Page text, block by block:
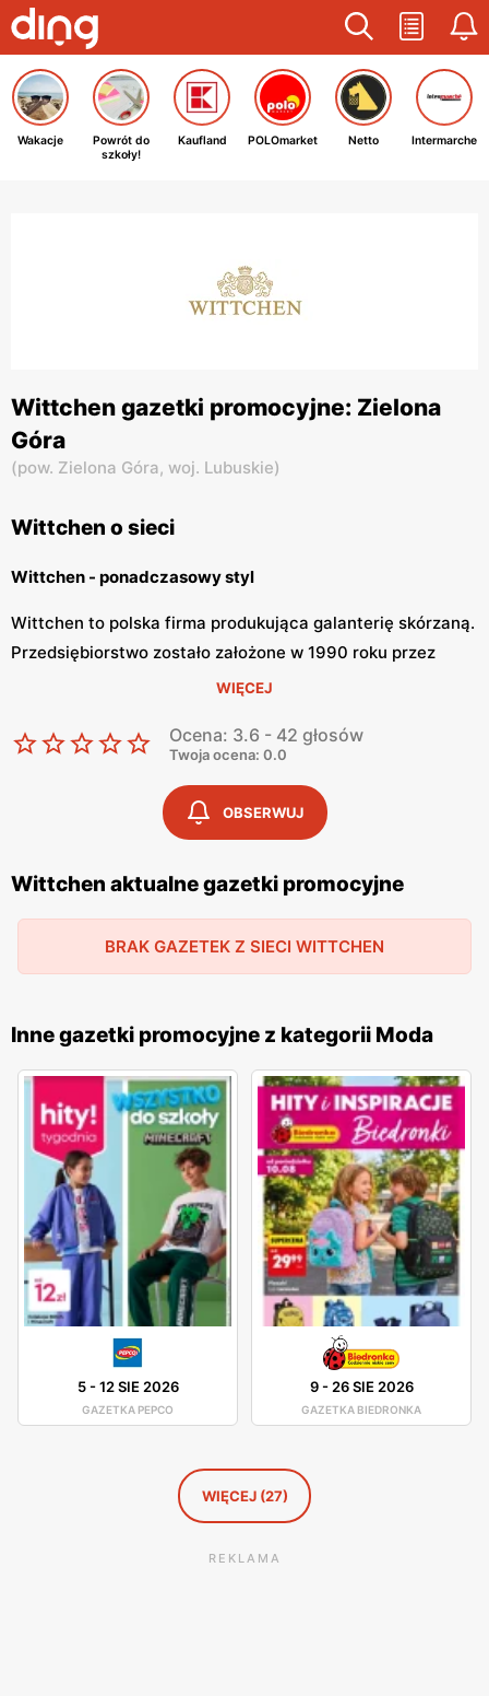
Wakacje
Powrót do
szkoły!
Kaufland POLOmarket Netto Intermarche
Wittchen gazetki promocyjne: Zielona
Góra
(pow. Zielona Góra, woj. Lubuskie)
Wittchen o sieci
Wittchen - ponadczasowy styl
Wittchen to polska firma produkująca galanterię skórzaną.
Przedsiębiorstwo zostało założone w 1990 roku przez
Jędrzeja Wittchena. Marka wytwarzana niezwykłe
modyfikowane, by spełniały potrzeby klientów. Produkty
Wittchen kupimy w salonach lub w sklepie internetowym.
Wittchen – ekskluzywna galanteria skórzana
kurtki, bagaże podróżne oraz różne dodatki i wyroby ze
skóry. Marka tworzy różne kolekcje galanterii skórzanej,
które dopasowują się do potrzeb konsumentów. Produkty
Wittchen charakteryzują się połączeniem klasycznej
Wittchen posiada gazetki promocyjne oraz katalogi, które
można znaleźć na naszej stronie. Zarówno w salonach jak i
na stronie internetowej znajdziemy świetne okazje, z
których warto skorzystać. Marka Wittchen często oferuje
różne rabaty dla swoich klientów. Produkty tej firmy
możemy czasem znaleźć na promocji w Lidlu. Sklep z
galanterią posiada również placówki outletowe.
WIĘCEJ
Ocena: 3.6 - 42 głosów
Twoja ocena: 0.0
OBSERWUJ
Wittchen aktualne gazetki promocyjne
BRAK GAZETEK Z SIECI WITTCHEN
Inne gazetki promocyjne z kategorii Moda
5-12 SIE 2026
GAZETKA PEPCO
9-26 SIE 2026
GAZETKA BIEDRONKA
WIĘCEJ (27)
REKLAMA